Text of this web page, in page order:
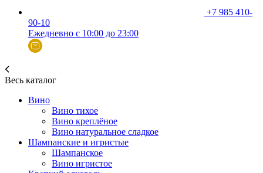
+7 985 410-
90-10
Ежедневно с 10:00 до 23:00
Весь каталог
Вино
Вино тихое
Вино креплёное
Вино натуральное сладкое
Шампанские и игристые
Шампанское
Вино игристое